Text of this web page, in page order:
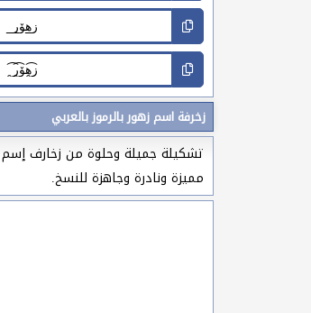
زخرفة اسم زهور بالرموز بالعربي
تشكيلة جميلة وحلوة من زخارف إسم
مميزة ونادرة وجاهزة للنسخ.